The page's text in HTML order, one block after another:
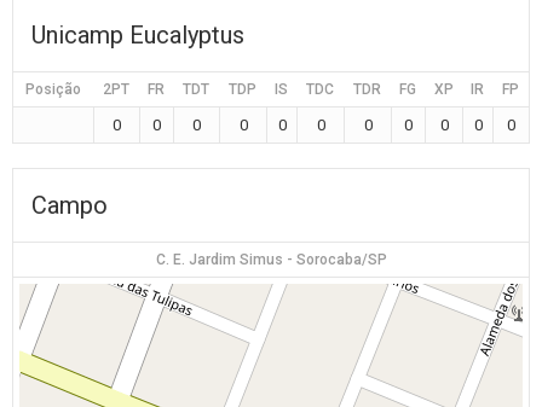
Unicamp Eucalyptus
Posição 2PT FR TDT TDP IS TDC TDR FG XP IR FP
0 0 0 0 0 0 0 0 0 0 0
Campo
C. E. Jardim Simus - Sorocaba/SP